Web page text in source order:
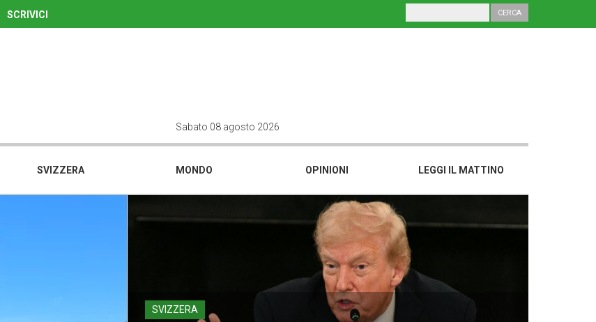
SCRIVICI
Sabato 08 agosto 2026
SVIZZERA MONDO OPINIONI LEGGI IL MATTINO
SVIZZERA